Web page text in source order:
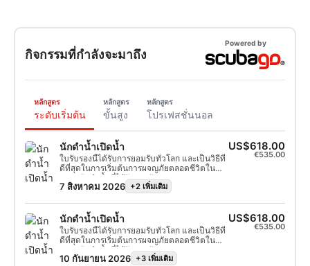
กิจกรรมที่กำลังจะมาถึง
Powered by
หลักสูตร
ระดับเริ่มต้น
หลักสูตร
ขั้นสูง
หลักสูตร
โปรเฟสชั่นนอล
นักดำน้ำเปิดน้ำ
ใบรับรองนี้ได้รับการยอมรับทั่วโลก และเป็นวิธีที่
ดีที่สุดในการเริ่มต้นการผจญภัยตลอดชีวิตใน
ฐานะนักดำน้ำที่ได้รับการรับรอง การผสมผสาน
ระหว่างการสอนแบบส่วนตัวและการฝึกปฏิบัติ
ของนักดำน้ำที่มั่นใจและปลอดภัย เมื่อสำเร็จ
หลักสูตร คุณจะได้รับใบรับรอง SSI Open Water
Diver
7 สิงหาคม 2026 +2 เพิ่มเติม
US$618.00
€535.00
นักดำน้ำเปิดน้ำ
ใบรับรองนี้ได้รับการยอมรับทั่วโลก และเป็นวิธีที่
ดีที่สุดในการเริ่มต้นการผจญภัยตลอดชีวิตใน
ฐานะนักดำน้ำที่ได้รับการรับรอง การผสมผสาน
ระหว่างการสอนแบบส่วนตัวและการฝึกปฏิบัติ
10 กันยายน 2026 +3 เพิ่มเติม
US$618.00
€535.00